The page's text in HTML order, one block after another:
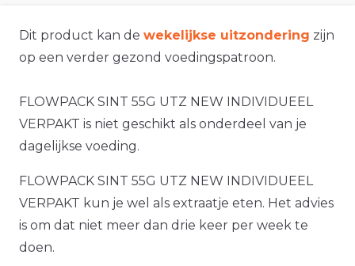
Dit product kan de wekelijkse uitzondering zijn
op een verder gezond voedingspatroon.
FLOWPACK SINT 55G UTZ NEW INDIVIDUEEL
VERPAKT is niet geschikt als onderdeel van je
dagelijkse voeding.
FLOWPACK SINT 55G UTZ NEW INDIVIDUEEL
VERPAKT kun je wel als extraatje eten. Het advies
is om dat niet meer dan drie keer per week te
doen.